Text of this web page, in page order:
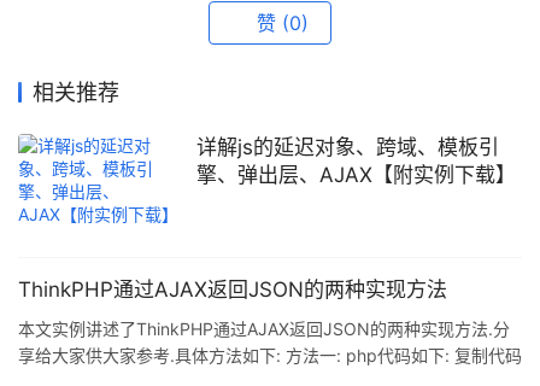
赞 (0)
相关推荐
详解js的延迟对象、跨域、模板引
擎、弹出层、AJAX【附实例下载】
ThinkPHP通过AJAX返回JSON的两种实现方法
本文实例讲述了ThinkPHP通过AJAX返回JSON的两种实现方法.分
享给大家供大家参考.具体方法如下: 方法一: php代码如下: 复制代码